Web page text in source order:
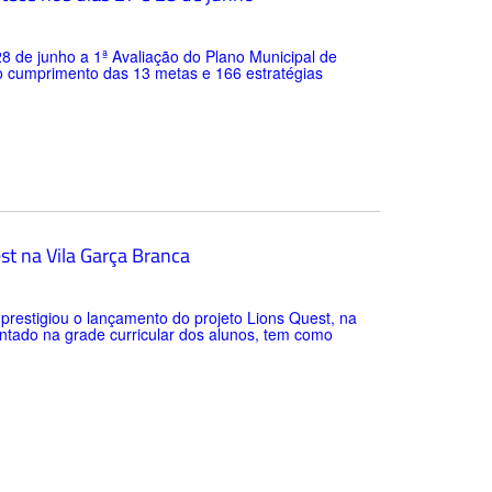
de junho a 1ª Avaliação do Plano Municipal de
das 13 metas e 166 estratégias
na Vila Garça Branca
o lançamento do projeto Lions Quest, na
na grade curricular dos alunos, tem como